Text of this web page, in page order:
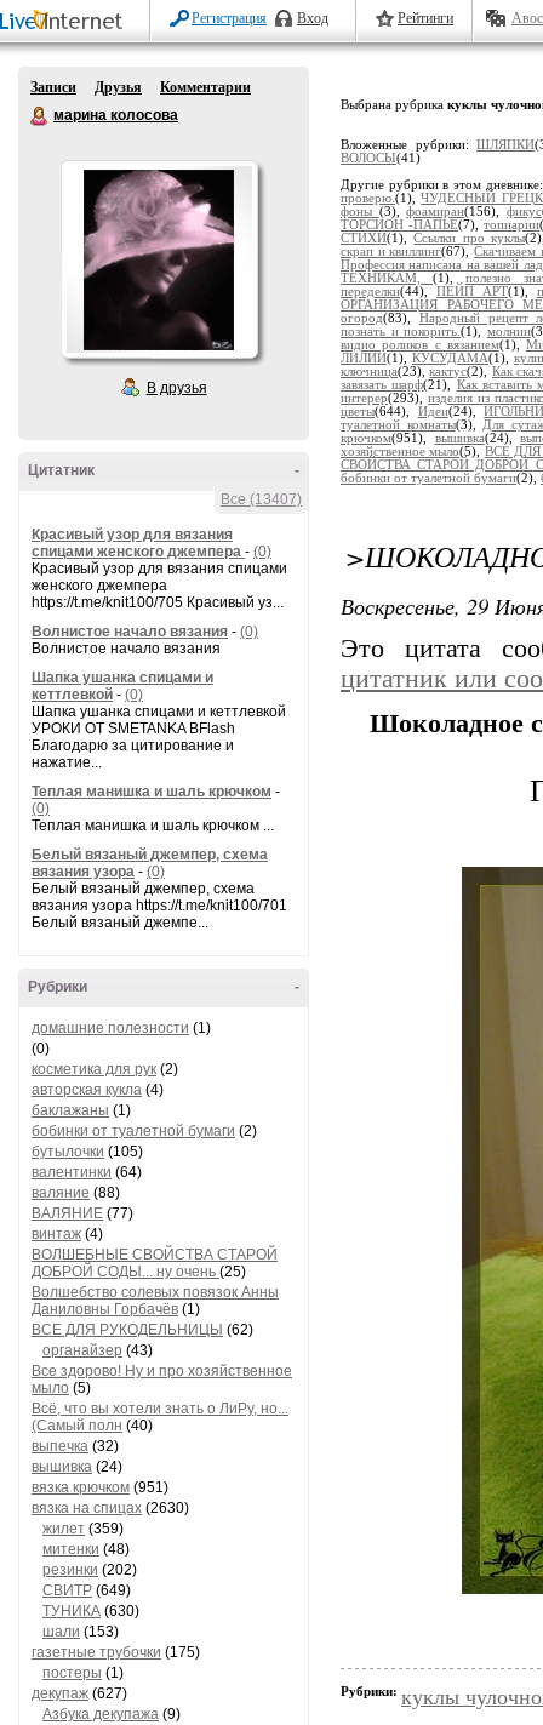
Регистрация Вход Рейтинги
Записи Друзья
Комментарии
марина колосова
В друзья
-
Цитатник
Все (13407)
Красивый узор для вязания
спицами женского джемпера - (0)
Красивый узор для вязания спицами
женского джемпера
https://t.me/knit100/705 Красивый уз...
Волнистое начало вязания - (0)
Волнистое начало вязания
Шапка ушанка спицами и
кеттлевкой - (0)
Шапка ушанка спицами и кеттлевкой
УРОКИ ОТ SMETANKA BFlash
Благодарю за цитирование и
нажатие...
Теплая манишка и шаль крючком -
(0)
Теплая манишка и шаль крючком ...
Белый вязаный джемпер, схема
вязания узора - (0)
Белый вязаный джемпер, схема
вязания узора https://t.me/knit100/701
Белый вязаный джемпе...
-
Рубрики
домашние полезности (1)
(0)
косметика для рук (2)
авторская кукла (4)
баклажаны (1)
бобинки от туалетной бумаги (2)
бутылочки (105)
валентинки (64)
валяние (88)
ВАЛЯНИЕ (77)
винтаж (4)
ВОЛШЕБНЫЕ СВОЙСТВА СТАРОЙ
ДОБРОЙ СОДЫ... ну очень (25)
Волшебство солевых повязок Анны
Даниловны Горбачёв (1)
ВСЕ ДЛЯ РУКОДЕЛЬНИЦЫ (62)
органайзер (43)
Все здорово! Ну и про хозяйственное
мыло (5)
Всё, что вы хотели знать о ЛиРу, но...
(Самый полн (40)
выпечка (32)
вышивка (24)
вязка крючком (951)
вязка на спицах (2630)
жилет (359)
митенки (48)
резинки (202)
СВИТР (649)
ТУНИКА (630)
шали (153)
газетные трубочки (175)
постеры (1)
декупаж (627)
Азбука декупажа (9)
Выбрана рубрика куклы
Вложенные рубрики:ШЛЯПКИ
ВОЛОСЫ(41)
Другие рубрики в этом
проверю. (1),ЧУДЕСНЫЙ
фоны (3),фоамиран(156),фикус
ТОРСИОН -ПАПЬЕ(7),топиарии
СТИХИ(1),Ссылки про куклы
скрап и квиллинг(67),Скачиваем
Профессия написана на вашей
ТЕХНИКАМ, (1), полезно
переделки(44), ПЕЙП АРТ(1),
ОРГАНИЗАЦИЯ РАБОЧЕГО
огород(83), Народный рецепт
познать и покорить.(1), молнии
видио роликов с вязанием(1),
ЛИЛИИ(1), КУСУДАМА(1),
ключница(23),кактус(2), Как
завязать шарф(21), Как вставить
интерер(293), изделия из
цветы(644), Идеи(24),
туалетной комнаты(3), Для
крючком(951), вышивка(24),
хозяйственное мыло(5), ВСЕ
СВОЙСТВА СТАРОЙ ДОБРОЙ
бобинки от туалетной бумаги(2),
Воскресенье, 29
Это цитата
цитатник или
Шоколадное
Рубрики: куклы